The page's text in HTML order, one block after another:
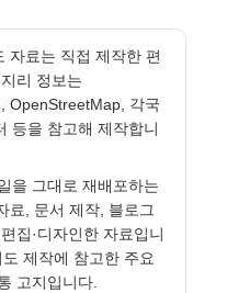
자료는 직접 제작한 편
리 정보는
OpenStreetMap, 각국
등을 참고해 제작합니
을 그대로 재배포하는
료, 문서 제작, 블로그
집·디자인한 자료입니
제작에 참고한 주요
고지입니다.